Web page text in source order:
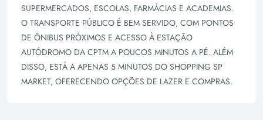
SUPERMERCADOS, ESCOLAS, FARMÁCIAS E ACADEMIAS.
O TRANSPORTE PÚBLICO É BEM SERVIDO, COM PONTOS
DE ÔNIBUS PRÓXIMOS E ACESSO À ESTAÇÃO
AUTÓDROMO DA CPTM A POUCOS MINUTOS A PÉ. ALÉM
DISSO, ESTÁ A APENAS 5 MINUTOS DO SHOPPING SP
MARKET, OFERECENDO OPÇÕES DE LAZER E COMPRAS.